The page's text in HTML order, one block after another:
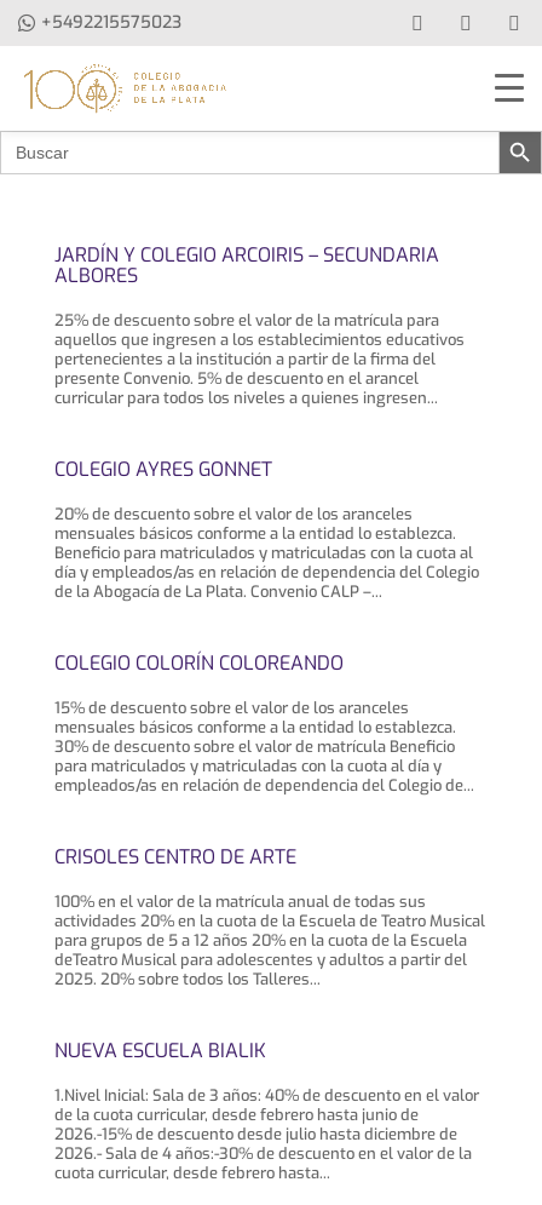
+5492215575023
Buscar: Botón de
JARDÍN Y COLEGIO ARCOIRIS – SECUNDARIA
ALBORES
25% de descuento sobre el valor de la matrícula para
aquellos que ingresen a los establecimientos educativos
pertenecientes a la institución a partir de la firma del
presente Convenio. 5% de descuento en el arancel
curricular para todos los niveles a quienes ingresen...
COLEGIO AYRES GONNET
20% de descuento sobre el valor de los aranceles
mensuales básicos conforme a la entidad lo establezca.
Beneficio para matriculados y matriculadas con la cuota al
día y empleados/as en relación de dependencia del Colegio
de la Abogacía de La Plata. Convenio CALP –...
COLEGIO COLORÍN COLOREANDO
15% de descuento sobre el valor de los aranceles
mensuales básicos conforme a la entidad lo establezca.
30% de descuento sobre el valor de matrícula Beneficio
para matriculados y matriculadas con la cuota al día y
empleados/as en relación de dependencia del Colegio de...
CRISOLES CENTRO DE ARTE
100% en el valor de la matrícula anual de todas sus
actividades 20% en la cuota de la Escuela de Teatro Musical
para grupos de 5 a 12 años 20% en la cuota de la Escuela
deTeatro Musical para adolescentes y adultos a partir del
2025. 20% sobre todos los Talleres...
NUEVA ESCUELA BIALIK
1.Nivel Inicial: Sala de 3 años: 40% de descuento en el valor
de la cuota curricular, desde febrero hasta junio de
2026.-15% de descuento desde julio hasta diciembre de
2026.- Sala de 4 años:-30% de descuento en el valor de la
cuota curricular, desde febrero hasta...